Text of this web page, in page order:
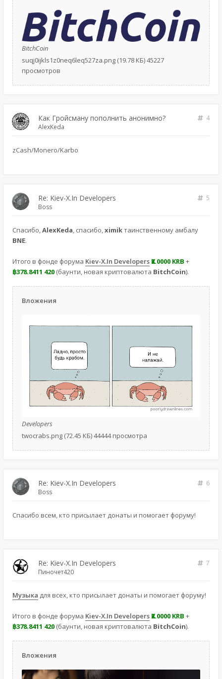
BitchCoin
suqj0ijkls1z0neq6leq527za.png (19.78 КБ) 45227
просмотров
Как Гройсману пополнить анонимно?
4
AlexKeda
zCash/Monero/Karbo
Re: Kiev-X.In Developers
5
Boss
Спасибо,AlexKeda, спасибо,ximikтаинственному амбалу
BNE.
Итого в фонде форума Kiev-X.In Developers Ҝ2.0000 KRB +
฿378.8411 420 (баунти, новая криптовалюта BitchCoin).
Вложения
Developers
twocrabs.png (72.45 КБ) 44444 просмотра
Re: Kiev-X.In Developers
6
Boss
Спасибо всем, кто присылает донаты и помогает форуму!
Re: Kiev-X.In Developers
7
Пиночет420
Музыка для всех, кто присылает донаты и помогает форуму!
Итого в фонде форума Kiev-X.In Developers Ҝ2.0000 KRB +
฿378.8411 420 (баунти, новая криптовалюта BitchCoin).
Вложения